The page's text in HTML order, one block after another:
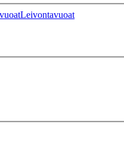
Leivontavuoat